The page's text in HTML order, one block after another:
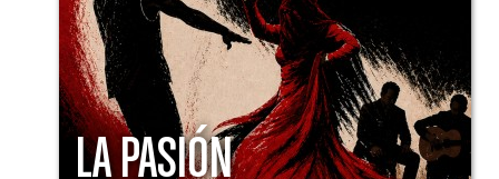
LA PASIÓN